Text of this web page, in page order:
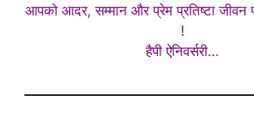
आपको आदर, सम्मान और प्रेम प्रतिष्टा जीवन
!
हैपी ऐनिवर्सरी…